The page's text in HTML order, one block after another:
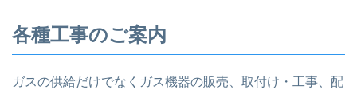
各種工事のご案内
ガスの供給だけでなくガス機器の販売、取付け・工事、配